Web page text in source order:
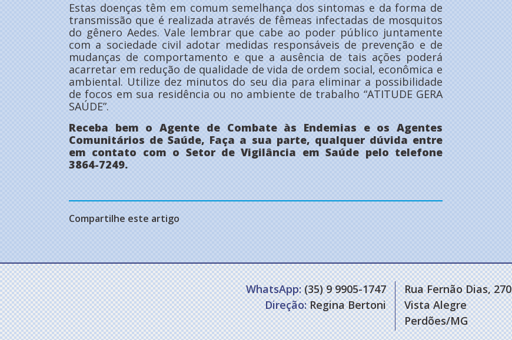
Estas doenças têm em comum semelhança dos sintomas e da forma de
transmissão que é realizada através de fêmeas infectadas de mosquitos
do gênero Aedes. Vale lembrar que cabe ao poder público juntamente
com a sociedade civil adotar medidas responsáveis de prevenção e de
mudanças de comportamento e que a ausência de tais ações poderá
acarretar em redução de qualidade de vida de ordem social, econômica e
ambiental. Utilize dez minutos do seu dia para eliminar a possibilidade
de focos em sua residência ou no ambiente de trabalho “ATITUDE GERA
SAÚDE”.
Receba bem o Agente de Combate às Endemias e os Agentes
Comunitários de Saúde, Faça a sua parte, qualquer dúvida entre
em contato com o Setor de Vigilância em Saúde pelo telefone
3864-7249.
Compartilhe este artigo
WhatsApp:(35) 9 9905-1747
Direção:Regina Bertoni
Rua Fernão Dias, 270
Vista Alegre
Perdões/MG